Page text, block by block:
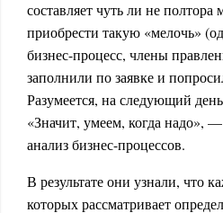
составляет чуть ли не
приобрести такую «мелочь»
бизнес-процесс, члены
заполнили по заявке и
Разумеется, на следующий
«Значит, умеем, когда надо»,
анализ бизнес-процессов.
В результате они узнали, что
которых рассматривает